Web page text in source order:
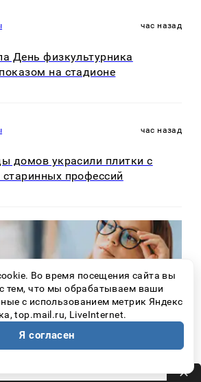
час назад
День физкультурника
на стадионе
час назад
домов украсили плитки с
профессий
Во время посещения сайта вы
тем, что мы обрабатываем ваши
с использованием метрик Яндекс
top.mail.ru, LiveInternet.
Я согласен